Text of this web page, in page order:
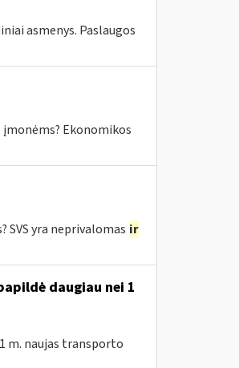
asmenys. Paslaugos
Ekonomikos
SVS yra neprivalomas ir
daugiau nei 1
m. naujas transporto